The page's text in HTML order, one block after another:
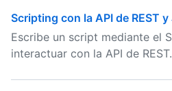
Scripting con la API de REST
Escribe un script mediante el
interactuar con la API de REST.